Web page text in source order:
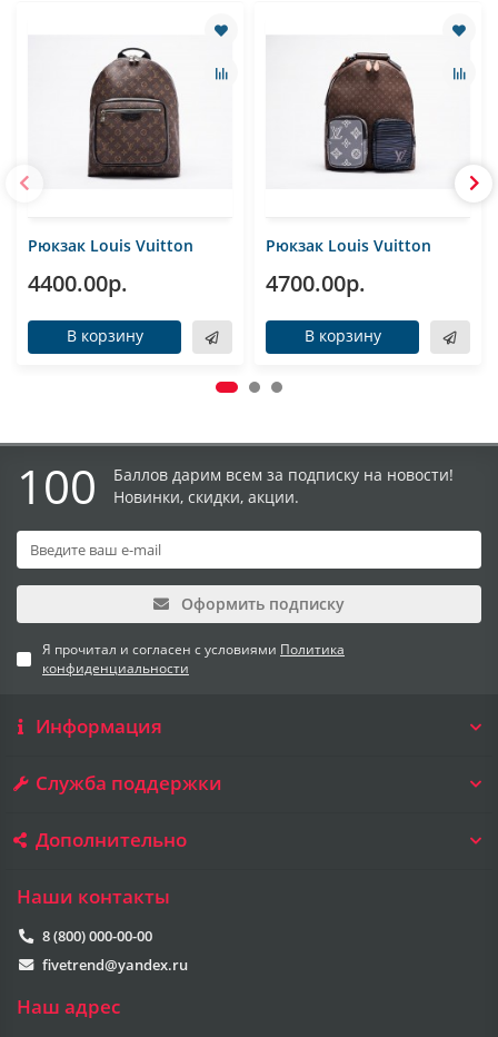
Рюкзак Louis Vuitton
4400.00р.
В корзину
Рюкзак Louis Vuitton
4700.00р.
В корзину
100
Баллов дарим всем за подписку на новости!
Новинки, скидки, акции.
Оформить подписку
Я прочитал и согласен с условиями Политика
конфиденциальности
Информация
Служба поддержки
Дополнительно
Наши контакты
8 (800) 000-00-00
fivetrend@yandex.ru
Наш адрес